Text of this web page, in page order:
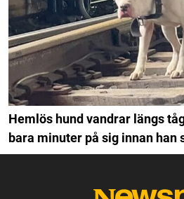
Hemlös hund vandrar längs
bara minuter på sig innan han